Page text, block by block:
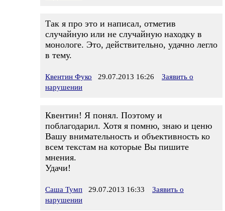
Так я про это и написал, отметив
случайную или не случайную находку в
монологе. Это, действительно, удачно легло
в тему.
Квентин Фуко 29.07.2013 16:26
Заявить о
нарушении
Квентин! Я понял. Поэтому и
поблагодарил. Хотя я помню, знаю и ценю
Вашу внимательность и объективность ко
всем текстам на которые Вы пишите
мнения.
Удачи!
Саша Тумп 29.07.2013 16:33
Заявить о
нарушении